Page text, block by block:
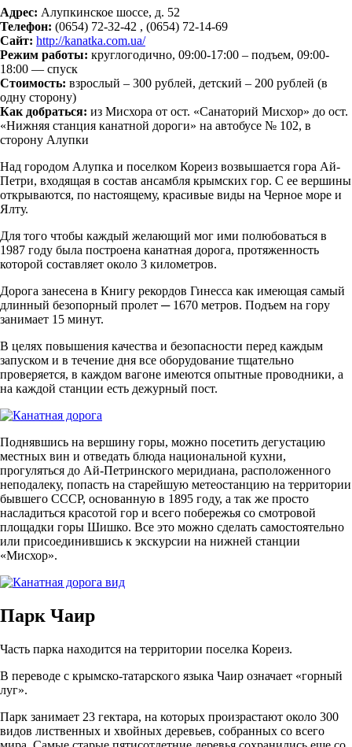
Адрес: Алупкинское шоссе, д. 52
Телефон: (0654) 72-32-42 , (0654) 72-14-69
Сайт: http://kanatka.com.ua/
Режим работы: круглогодично, 09:00-17:00 – подъем, 09:00-
18:00 — спуск
Стоимость: взрослый – 300 рублей, детский – 200 рублей (в
одну сторону)
Как добраться: из Мисхора от ост. «Санаторий Мисхор» до ост.
«Нижняя станция канатной дороги» на автобусе № 102, в
сторону Алупки
Над городом Алупка и поселком Кореиз возвышается гора Ай-
Петри, входящая в состав ансамбля крымских гор. С ее вершины
открываются, по настоящему, красивые виды на Черное море и
Ялту.
Для того чтобы каждый желающий мог ими полюбоваться в
1987 году была построена канатная дорога, протяженность
которой составляет около 3 километров.
Дорога занесена в Книгу рекордов Гинесса как имеющая самый
длинный безопорный пролет ─ 1670 метров. Подъем на гору
занимает 15 минут.
В целях повышения качества и безопасности перед каждым
запуском и в течение дня все оборудование тщательно
проверяется, в каждом вагоне имеются опытные проводники, а
на каждой станции есть дежурный пост.
Поднявшись на вершину горы, можно посетить дегустацию
местных вин и отведать блюда национальной кухни,
прогуляться до Ай-Петринского меридиана, расположенного
неподалеку, попасть на старейшую метеостанцию на территории
бывшего СССР, основанную в 1895 году, а так же просто
насладиться красотой гор и всего побережья со смотровой
площадки горы Шишко. Все это можно сделать самостоятельно
или присоединившись к экскурсии на нижней станции
«Мисхор».
Парк Чаир
Часть парка находится на территории поселка Кореиз.
В переводе с крымско-татарского языка Чаир означает «горный
луг».
Парк занимает 23 гектара, на которых произрастают около 300
видов лиственных и хвойных деревьев, собранных со всего